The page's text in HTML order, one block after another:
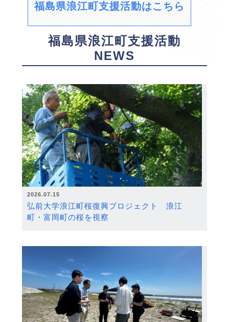
福島県浪江町支援活動はこちら
福島県浪江町支援活動
NEWS
2026.07.15
弘前大学浪江町桜復興プロジェクト 浪江
町・富岡町の桜を視察